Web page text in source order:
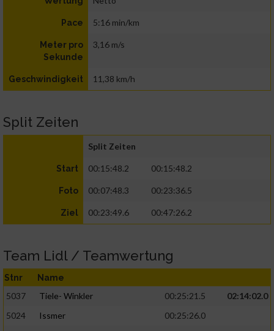
Pace 5:16 min/km
Meter pro
Sekunde
3,16 m/s
Geschwindigkeit 11,38 km/h
Split Zeiten
Split Zeiten
Start 00:15:48.2 00:15:48.2
Foto 00:07:48.3 00:23:36.5
Ziel 00:23:49.6 00:47:26.2
Team Lidl / Teamwertung
Stnr Name
5037 Tiele- Winkler 00:25:21.5
02:14:02.0
5024
Issmer
00:25:26.0